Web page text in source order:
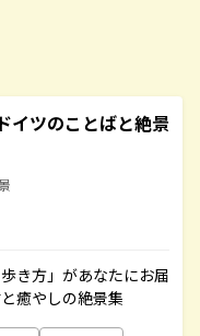
イツのことばと絶景
き方」があなたにお届
癒やしの絶景集